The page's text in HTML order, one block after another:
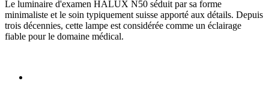
Le luminaire d'examen HALUX N50 séduit par sa forme
minimaliste et le soin typiquement suisse apporté aux détails. Depuis
trois décennies, cette lampe est considérée comme un éclairage
fiable pour le domaine médical.